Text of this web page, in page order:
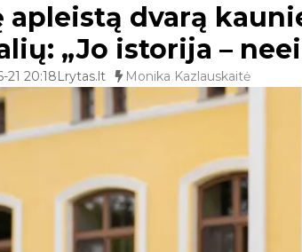
apleistą dvarą
„Jo istorija –
21 20:18Lrytas.lt Monika Kazlauskaitė